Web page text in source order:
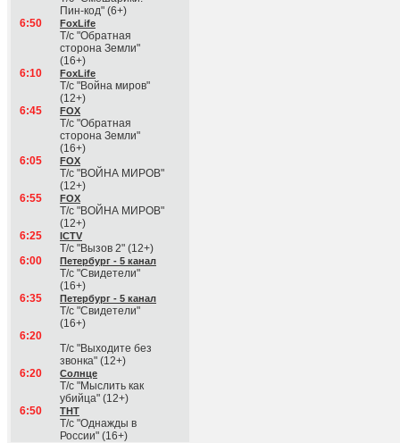
Пин-код" (6+)
6:50
FoxLife
Т/с "Обратная
сторона Земли"
(16+)
6:10
FoxLife
Т/с "Война миров"
(12+)
6:45
FOX
Т/с "Обратная
сторона Земли"
(16+)
6:05
FOX
Т/с "ВОЙНА МИРОВ"
(12+)
6:55
FOX
Т/с "ВОЙНА МИРОВ"
(12+)
6:25
ICTV
Т/с "Вызов 2" (12+)
6:00
Петербург - 5 канал
Т/с "Свидетели"
(16+)
6:35
Петербург - 5 канал
Т/с "Свидетели"
(16+)
6:20
Т/с "Выходите без
звонка" (12+)
6:20
Солнце
Т/с "Мыслить как
убийца" (12+)
6:50
ТНТ
Т/с "Однажды в
России" (16+)